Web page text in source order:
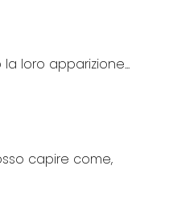
loro apparizione...
capire come,